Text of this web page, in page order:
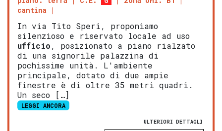
cantina
In via Tito Speri, proponiamo
silenzioso e riservato locale ad uso
ufficio, posizionato a piano rialzato
di una signorile palazzina di
pochissime unità. L'ambiente
principale, dotato di due ampie
finestre è di oltre 35 metri quadri.
Un seco […]
LEGGI ANCORA
ULTERIORI DETTAGLI